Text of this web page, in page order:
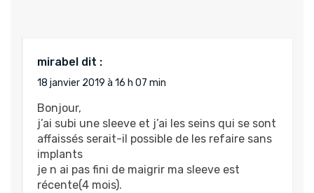
mirabel dit :
18 janvier 2019 à 16 h 07 min
Bonjour,
j’ai subi une sleeve et j’ai les seins qui se sont
affaissés serait-il possible de les refaire sans
implants
je n ai pas fini de maigrir ma sleeve est
récente(4 mois).